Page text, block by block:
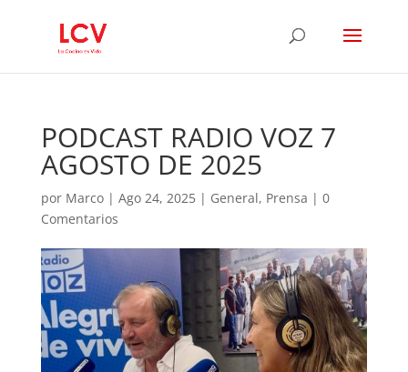
PODCAST RADIO VOZ 7
AGOSTO DE 2025
por Marco| Ago 24, 2025| General, Prensa | 0
Comentarios